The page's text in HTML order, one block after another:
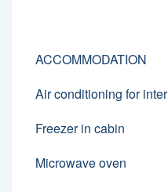
ACCOMMODATION
Air conditioning for
Freezer in cabin
Microwave oven